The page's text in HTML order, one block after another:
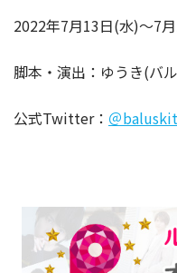
2022年7月13日(水)～7
脚本・演出：ゆうき(バ
公式Twitter： ＠